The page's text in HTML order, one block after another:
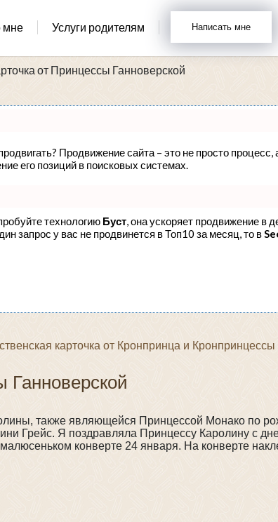
мне Услуги родителям Написать мне
от Принцессы Ганноверской
Продвижение сайта – это не просто
его позиций в поисковых системах.
технологию Буст, она ускоряет продвижение в
запрос у вас не продвинется в Топ10 за месяц, то в
карточка от Кронпринца и
Ганноверской
также являющейся Принцессой Монако по
Грейс. Я поздравляла Принцессу Каролину с
конверте 24 января. На конверте